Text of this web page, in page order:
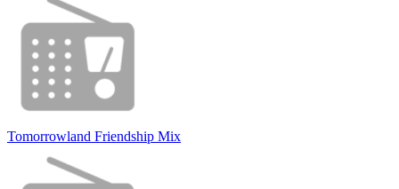
Tomorrowland Friendship Mix